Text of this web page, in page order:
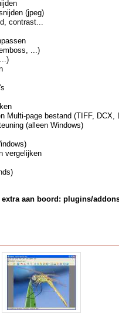
(jpeg)
contrast...
...)
Multi-page bestand (TIFF, DCX,
(alleen Windows)
vergelijken
extra aan boord: plugins/